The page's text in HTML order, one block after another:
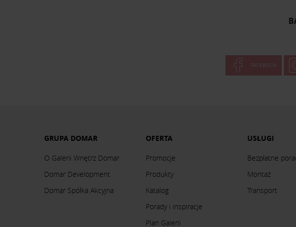
FACEBOOK
GRUPA DOMAR
O Galerii Wnętrz Domar
Domar Development
Domar Spółka Akcyjna
OFERTA
Promocje
Produkty
Katalog
Porady i inspiracje
Plan Galerii
USŁUGI
Bezpłatne
Montaż
Transport